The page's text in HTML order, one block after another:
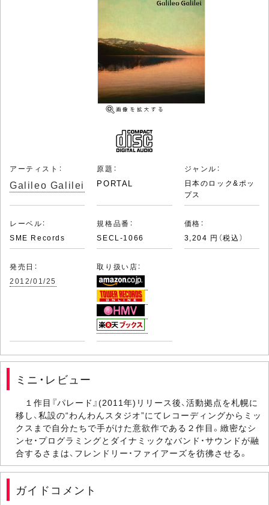
アーティスト：
Galileo Galilei
原題：
PORTAL
ジャンル：
日本のロック&ポッ
プス
レーベル：
SME Records
規格品番：
SECL-1066
価格：
3,204 円（税込）
発売日：
2012/01/25
取り扱い店：
ミニ・レビュー
１作目『パレード』(2011年)リリース後、活動拠点を札幌に
移し、私設の“わんわんスタジオ”にてレコーディングからミッ
クスまで自分たちで手がけた意欲作である２作目。緻密なシ
ンセ・プログラミングとダイナミックなバンド・サウンドが融
合するさまは、フレンドリー・ファイアーズを彷彿させる。
ガイドコメント